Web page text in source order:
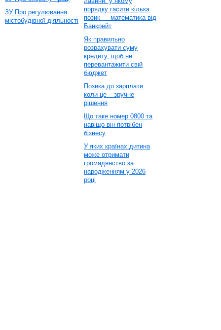
ЗУ Про регулювання
містобудівної діяльності
порядку гасити кілька
позик — математика від
Банкрейт
Як правильно
розрахувати суму
кредиту, щоб не
перевантажити свій
бюджет
Позика до зарплати:
коли це – зручне
рішення
Що таке номер 0800 та
навіщо він потрібен
бізнесу
У яких країнах дитина
може отримати
громадянство за
народженням у 2026
році